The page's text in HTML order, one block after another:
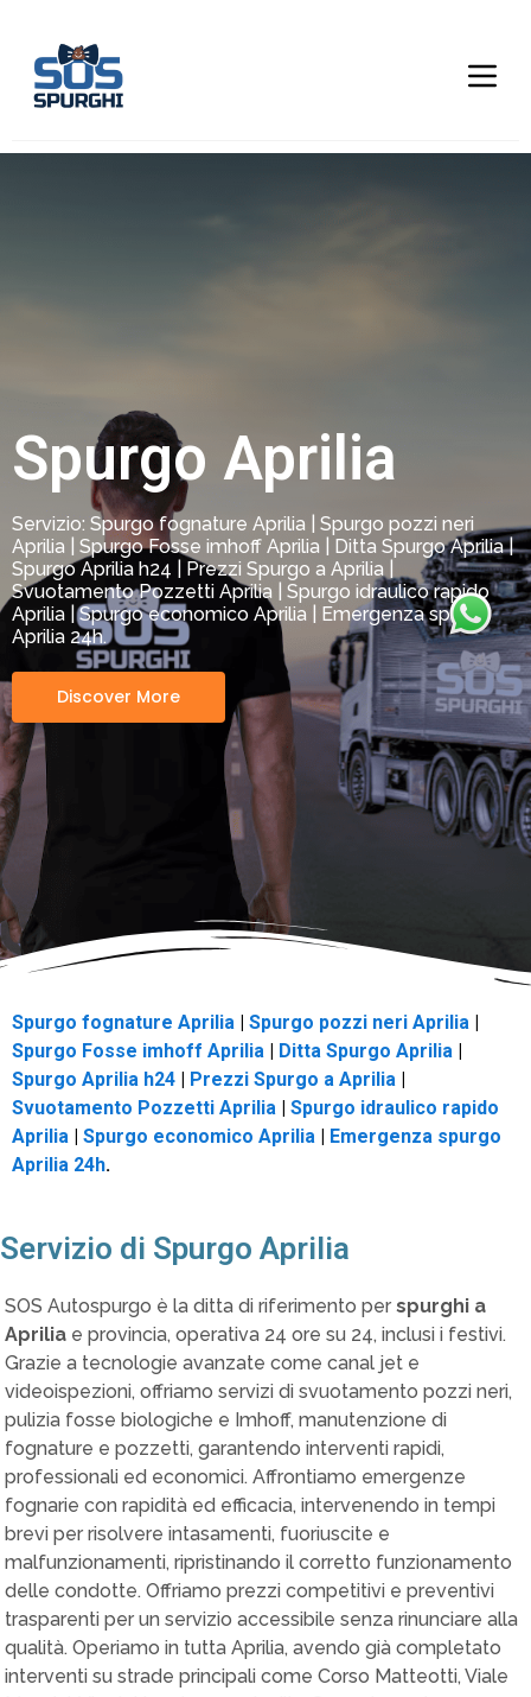
Spurgo Aprilia
Servizio: Spurgo fognature Aprilia | Spurgo pozzi neri
Aprilia | Spurgo Fosse imhoff Aprilia | Ditta Spurgo Aprilia |
Spurgo Aprilia h24 | Prezzi Spurgo a Aprilia |
Svuotamento Pozzetti Aprilia | Spurgo idraulico rapido
Aprilia | Spurgo economico Aprilia | Emergenza spurgo
Aprilia 24h.
Discover More
Spurgo fognature Aprilia | Spurgo pozzi neri Aprilia |
Spurgo Fosse imhoff Aprilia | Ditta Spurgo Aprilia |
Spurgo Aprilia h24 | Prezzi Spurgo a Aprilia |
Svuotamento Pozzetti Aprilia | Spurgo idraulico rapido
Aprilia | Spurgo economico Aprilia | Emergenza spurgo
Aprilia 24h.
Servizio di Spurgo Aprilia
SOS Autospurgo è la ditta di riferimento per spurghi a
Aprilia e provincia, operativa 24 ore su 24, inclusi i festivi.
Grazie a tecnologie avanzate come canal jet e
videoispezioni, offriamo servizi di svuotamento pozzi neri,
pulizia fosse biologiche e Imhoff, manutenzione di
fognature e pozzetti, garantendo interventi rapidi,
professionali ed economici. Affrontiamo emergenze
fognarie con rapidità ed efficacia, intervenendo in tempi
brevi per risolvere intasamenti, fuoriuscite e
malfunzionamenti, ripristinando il corretto funzionamento
delle condotte. Offriamo prezzi competitivi e preventivi
trasparenti per un servizio accessibile senza rinunciare alla
qualità. Operiamo in tutta Aprilia, avendo già completato
interventi su strade principali come Corso Matteotti, Viale